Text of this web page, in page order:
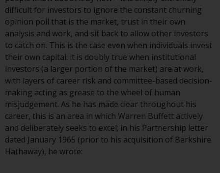
angeboten werden. 3 und Abs.
3ter KAG („Qualifizierte Anleger“).
Der Vertreter der von Redwheel
verwalteten Fonds in der Schweiz
ist FIRST INDEPENDENT FUND
SERVICES LTD, Feldeggstrasse 12,
CH-8008 Zürich. Zahlstelle der von
Redwheel verwalteten Fonds in
der Schweiz ist die Helvetische
Bank AG, Seefeldstrasse 215, CH-
8008 Zürich. Der
Verkaufsprospekt oder ein
gleichwertiges Dokument der von
difficult for investors to ignore the constant churning
opinion poll that is the market, trust in their own
analysis and work, and sit back to allow other investors
to catch on. This is the case even when individuals invest
their own capital: it is doubly true when institutional
investors (a larger portion of the market) are at work,
with layers of career risk and committee-based decision-
making acting as grease to the wheel of human
misjudgement. As he has made clear throughout his
career, this is an area in which Warren Buffett actively
and deliberately seeks to excel; in his Partnership letter
dated January 1965 (prior to his acquisition of Berkshire
Hathaway), he wrote: